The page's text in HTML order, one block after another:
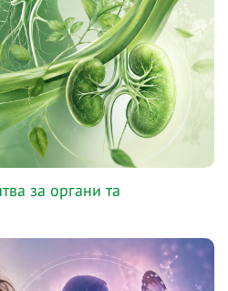
за органи та